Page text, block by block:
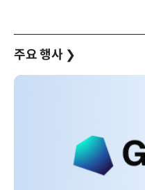
주요 행사 ❯